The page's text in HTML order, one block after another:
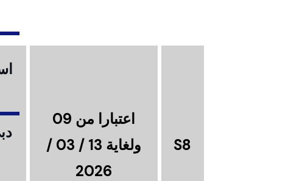
S8
اعتبارا من 09
ولغاية 13 / 03 /
2026